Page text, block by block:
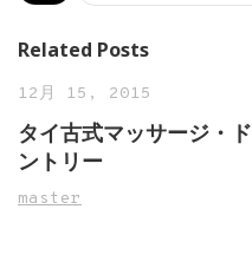
Related Posts
12月 15, 2015
タイ古式マッサージ・ド
ントリー
master